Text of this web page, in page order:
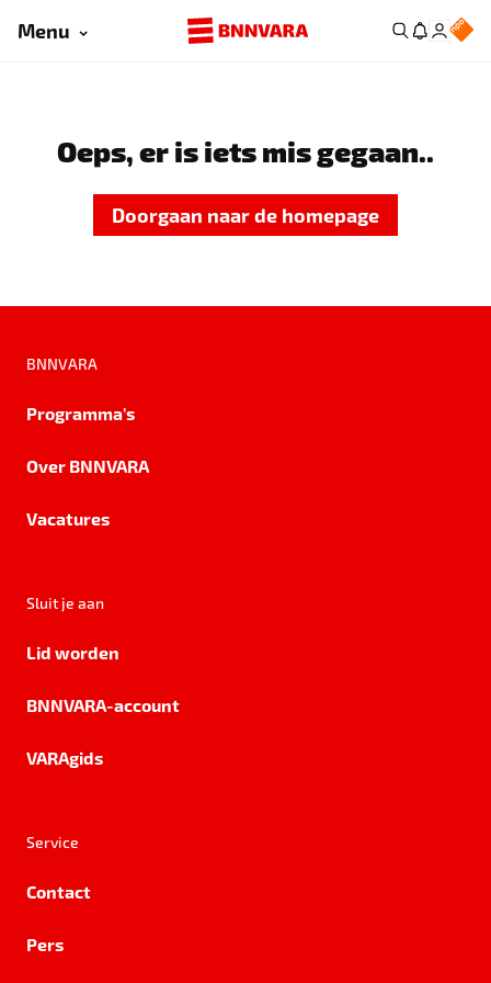
Menu
Oeps, er is iets mis gegaan..
Doorgaan naar de homepage
BNNVARA
Programma's
Over BNNVARA
Vacatures
Sluit je aan
Lid worden
BNNVARA-account
VARAgids
Service
Contact
Pers